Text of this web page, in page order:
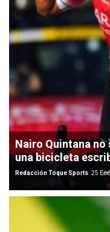
Nairo Quintana no
una bicicleta
Redacción Toque Sports 25